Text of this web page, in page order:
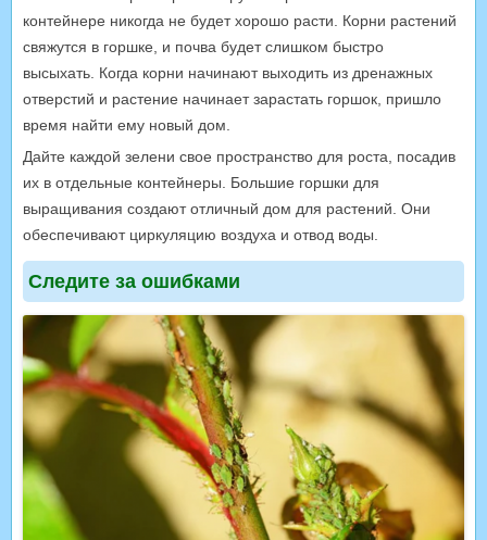
контейнере никогда не будет хорошо расти. Корни растений
свяжутся в горшке, и почва будет слишком быстро
высыхать. Когда корни начинают выходить из дренажных
отверстий и растение начинает зарастать горшок, пришло
время найти ему новый дом.
Дайте каждой зелени свое пространство для роста, посадив
их в отдельные контейнеры. Большие горшки для
выращивания создают отличный дом для растений. Они
обеспечивают циркуляцию воздуха и отвод воды.
Следите за ошибками